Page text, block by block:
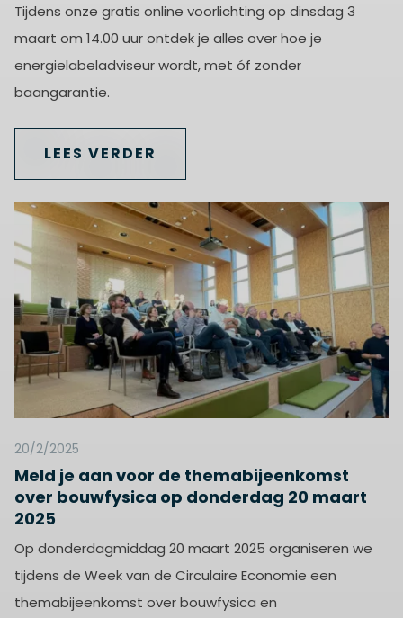
Tijdens onze gratis online voorlichting op dinsdag 3
maart om 14.00 uur ontdek je alles over hoe je
energielabeladviseur wordt, met óf zonder
baangarantie.
LEES VERDER
20/2/2025
Meld je aan voor de themabijeenkomst
over bouwfysica op donderdag 20 maart
2025
Op donderdagmiddag 20 maart 2025 organiseren we
tijdens de Week van de Circulaire Economie een
themabijeenkomst over bouwfysica en